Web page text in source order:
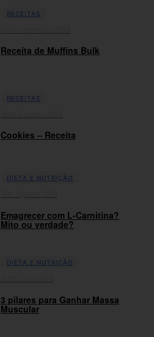
RECEITAS
Receita de Muffins Bulk
RECEITAS
Cookies – Receita
DIETA E NUTRIÇÃO
Emagrecer com L-Carnitina?
Mito ou verdade?
DIETA E NUTRIÇÃO
3 pilares para Ganhar Massa
Muscular